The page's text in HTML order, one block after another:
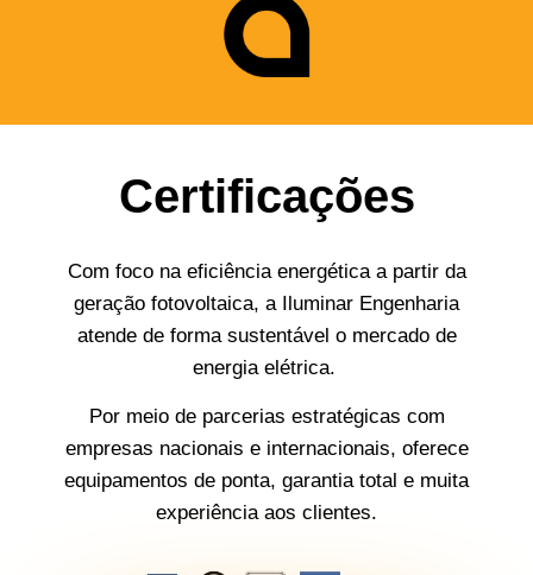
Certificações
Com foco na eficiência energética a partir da
geração fotovoltaica, a Iluminar Engenharia
atende de forma sustentável o mercado de
energia elétrica.
Por meio de parcerias estratégicas com
empresas nacionais e internacionais, oferece
equipamentos de ponta, garantia total e muita
experiência aos clientes.